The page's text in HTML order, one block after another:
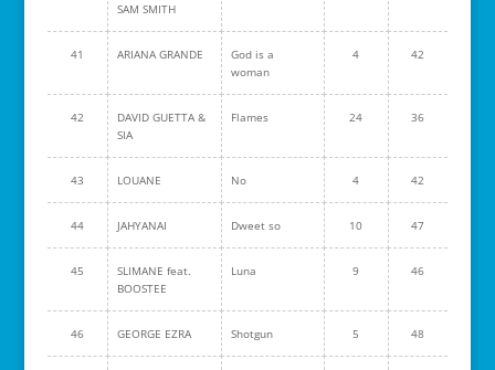
SAM SMITH
41 ARIANA GRANDE
God is a
woman
4 42
42
DAVID GUETTA &
SIA
Flames 24 36
43 LOUANE No 4 42
44 JAHYANAI Dweet so 10 47
45
SLIMANE feat.
BOOSTEE
Luna 9 46
46 GEORGE EZRA Shotgun 5 48